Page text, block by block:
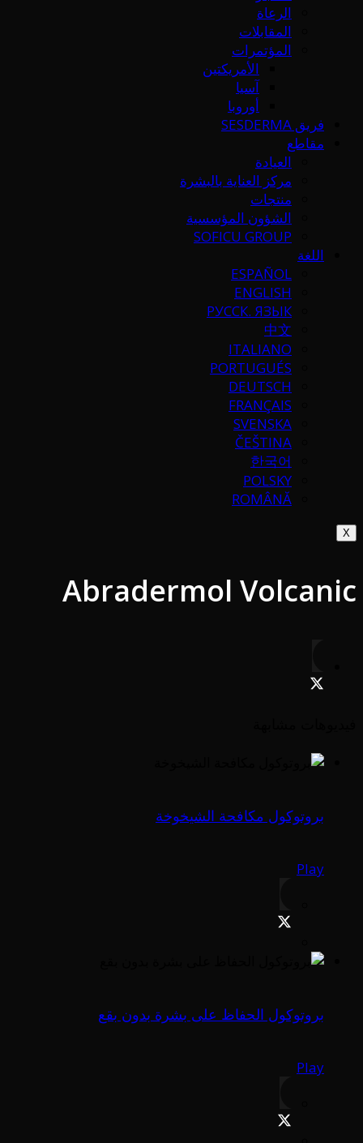
الرعاة
المقابلات
المؤتمرات
الأمريكتين
آسيا
أوروبا
فريق SESDERMA
مقاطع
العيادة
مركز العناية بالبشرة
منتجات
الشؤون المؤسسية
SOFICU GROUP
اللغة
ESPAÑOL
ENGLISH
РУССК. ЯЗЫК
中文
ITALIANO
PORTUGUÉS
DEUTSCH
FRANÇAIS
SVENSKA
ČEŠTINA
한국어
POLSKY
ROMÂNĂ
X
Abradermol Volcanic
بروتوكول مكافحة الشيخوخة
Play
بروتوكول الحفاظ على بشرة بدون بقع
Play